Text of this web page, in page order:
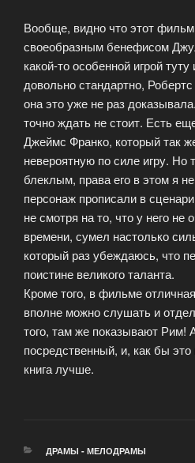
Вообще, видно что этот
своеобразным бенефисом
какой-то особенной игрой
довольно стандартно,
она это уже не раз
точно ждать не стоит. Есть
Джеймс Франко, который так
невероятную по силе игру.
блеклым, права его в этом я
персонаж прописали в
не смотря на то, что у него не
времени, сумел настолько
который раз убеждаюсь, что
поистине великого таланта.
Кроме того, в фильме
вполне можно слушать и
того, там же показывают Рим!
посредственный, и, как бы
книга лучше.
РУБРИКИ
ДРАМЫ - МЕЛОДРАМЫ